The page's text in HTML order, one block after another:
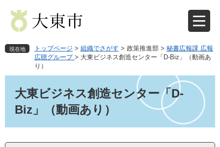
先
す
を
し
現在地 トップページ > 組織でさがす > 政策推進部 > 秘書広報課 広報
広聴グループ > 大東ビジネス創造センター「D-Biz」（動画あ
り）
大東ビジネス創造センター「D-
Biz」（動画あり）